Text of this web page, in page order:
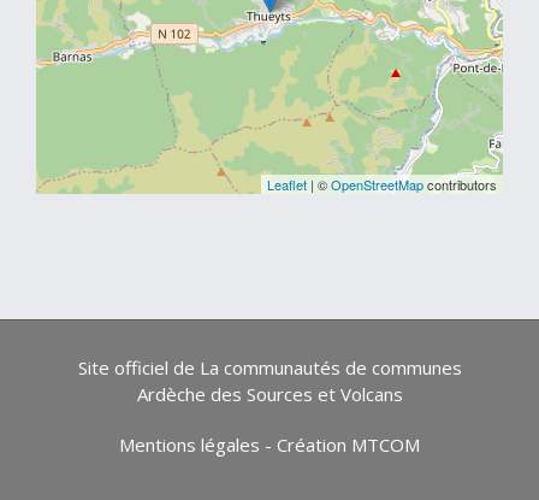
Leaflet | ©OpenStreetMapcontributors
Site officiel de La communautés de communes
Ardèche des Sources et Volcans
Mentions légales - Création MTCOM